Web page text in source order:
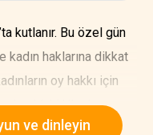
kutlanır. Bu özel gün
kadın haklarına dikkat
oy hakkı için
Uluslararası
Kadın hakları
ve dinleyin